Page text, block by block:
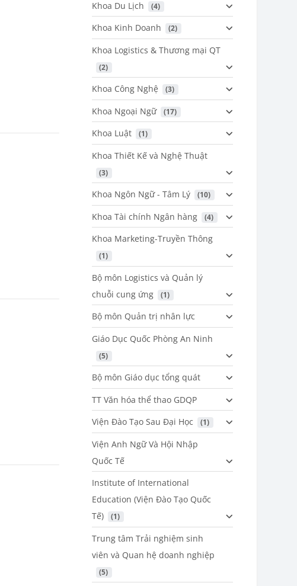
Khoa Du Lịch (4)
Khoa Kinh Doanh (2)
Khoa Logistics & Thương mại QT
(2)
Khoa Công Nghệ (3)
Khoa Ngoại Ngữ (17)
Khoa Luật (1)
Khoa Thiết Kế và Nghệ Thuật
(3)
Khoa Ngôn Ngữ - Tâm Lý (10)
Khoa Tài chính Ngân hàng (4)
Khoa Marketing-Truyền Thông
(1)
Bộ môn Logistics và Quản lý
chuỗi cung ứng
(1)
Bộ môn Quản trị nhân lực
Giáo Dục Quốc Phòng An Ninh
(5)
Bộ môn Giáo dục tổng quát
TT Văn hóa thể thao GDQP
Viện Đào Tạo Sau Đại Học
(1)
Viện Anh Ngữ Và Hội Nhập
Quốc Tế
Institute of International
Education (Viện Đào Tạo Quốc
Tế)
(1)
Trung tâm Trải nghiệm sinh
viên và Quan hệ doanh nghiệp
(5)